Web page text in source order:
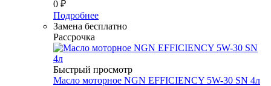
0 ₽
Подробнее
Замена бесплатно
Рассрочка
Быстрый просмотр
Масло мотоpное NGN EFFICIENCY 5W-30 SN 4л